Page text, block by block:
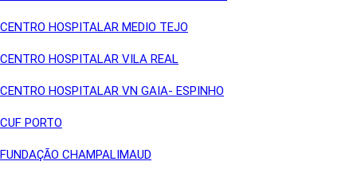
CENTRO HOSPITALAR MEDIO TEJO
CENTRO HOSPITALAR VILA REAL
CENTRO HOSPITALAR VN GAIA- ESPINHO
CUF PORTO
FUNDAÇÃO CHAMPALIMAUD